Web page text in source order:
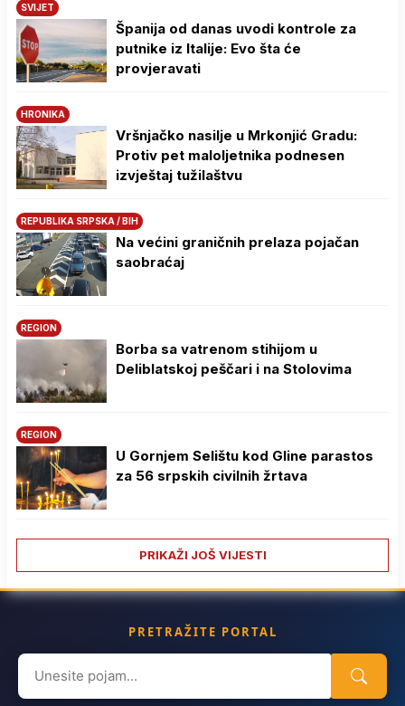
SVIJET
Španija od danas uvodi kontrole za
putnike iz Italije: Evo šta će
provjeravati
HRONIKA
Vršnjačko nasilje u Mrkonjić Gradu:
Protiv pet maloljetnika podnesen
izvještaj tužilaštvu
REPUBLIKA SRPSKA / BIH
Na većini graničnih prelaza pojačan
saobraćaj
REGION
Borba sa vatrenom stihijom u
Deliblatskoj peščari i na Stolovima
REGION
U Gornjem Selištu kod Gline parastos
za 56 srpskih civilnih žrtava
PRIKAŽI JOŠ VIJESTI
PRETRAŽITE PORTAL
Search
for: